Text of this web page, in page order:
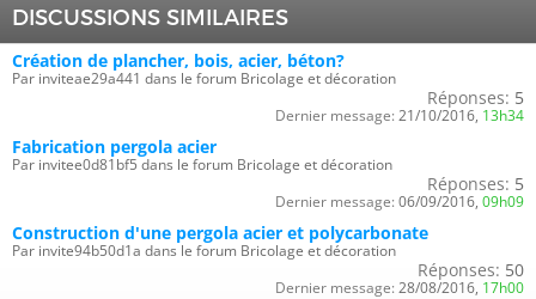
DISCUSSIONS SIMILAIRES
Création de plancher, bois, acier, béton?
Par inviteae29a441 dans le forum Bricolage et décoration
Réponses: 5
Dernier message: 21/10/2016, 13h34
Fabrication pergola acier
Par invitee0d81bf5 dans le forum Bricolage et décoration
Réponses: 5
Dernier message: 06/09/2016, 09h09
Construction d'une pergola acier et polycarbonate
Par invite94b50d1a dans le forum Bricolage et décoration
Réponses: 50
Dernier message: 28/08/2016, 17h00